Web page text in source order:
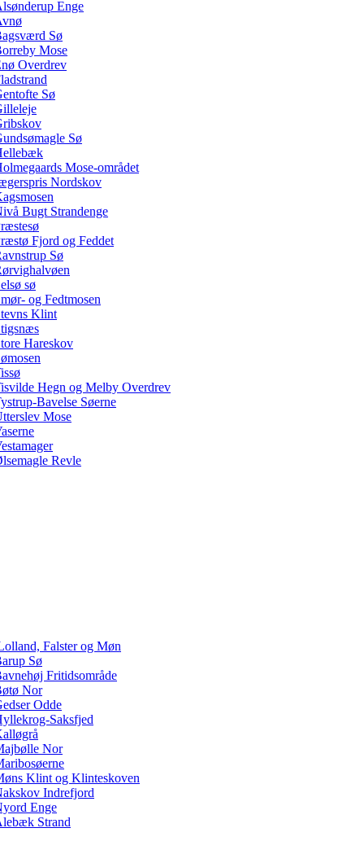
Enge
Sø
Mose
Overdrev
Sø
Sø
Mose-området
Nordskov
Bugt Strandenge
Fjord og Feddet
Sø
sø
og Fedtmosen
Klint
Hareskov
Hegn og Melby Overdrev
Bavelse Søerne
Mose
Revle
Falster og Møn
Sø
Fritidsområde
Nor
Odde
Saksfjed
Nor
Klint og Klinteskoven
Indrefjord
Enge
Strand